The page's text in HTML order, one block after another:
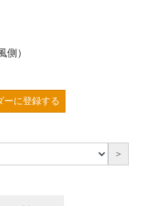
）
に登録する
＞